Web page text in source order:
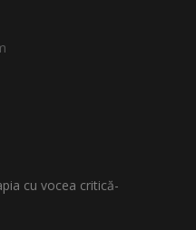
cu vocea critică-